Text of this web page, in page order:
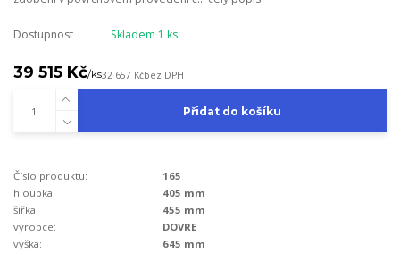
Dostupnost Skladem 1 ks
39 515 Kč/ks32 657 Kčbez DPH
Přidat do košíku
Číslo produktu:
165
hloubka:
405 mm
šířka:
455 mm
výrobce:
DOVRE
výška:
645 mm